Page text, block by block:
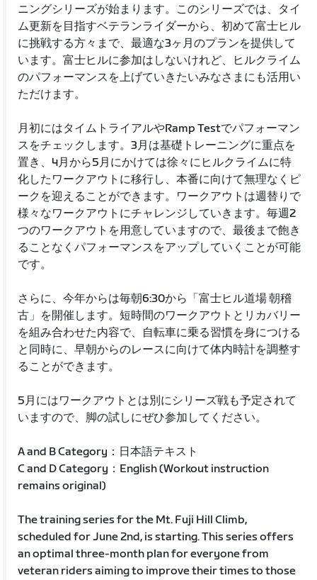
ニングシリーズが始まります。このシリーズでは、タイ
ム更新を目指すベテランライダーから、初めて富士ヒル
に挑戦する方々まで、最適な3ヶ月のプランを提供して
います。富士ヒルに参加はしないけれど、ヒルクライム
のパフォーマンスを上げていきたいみなさまにも活用い
ただけます。
月初にはタイムトライアルやRamp Testでパフォーマン
スをチェックします。3月は基礎トレーニングに重点を
置き、4月から5月にかけては徐々にヒルクライムに特
化したワークアウトに移行し、本番に向けて無理なくピ
ークを迎えることができます。ワークアウトは週替りで
様々なワークアウトにチャレンジしていきます。毎週2
つのワークアウトを用意していますので、最後まで飽き
ることなくパフォーマンスをアップしていくことが可能
です。
さらに、今年からは毎朝6:30から「富士ヒル道場 朝稽
古」を開催します。短時間のワークアウトとリカバリー
を組み合わせた内容で、自転車に乗る習慣を身につける
と同時に、早朝からのレースに向けて体内時計を調整す
ることができます。
5月にはワークアウトとは別にシリーズ戦も予定されて
いますので、脚の試しにぜひ参加してください。
A and B Category：日本語テキスト
C and D Category：English (Workout instruction
remains original)
The training series for the Mt. Fuji Hill Climb,
scheduled for June 2nd, is starting. This series offers
an optimal three-month plan for everyone from
veteran riders aiming to improve their times to those